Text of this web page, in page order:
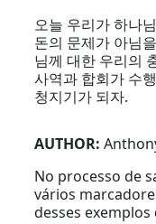
오늘 우리가 하나
돈의 문제가 아님
님께 대한 우리의
사역과 합회가 수
청지기가 되자.
AUTHOR:
No processo de
vários
desses